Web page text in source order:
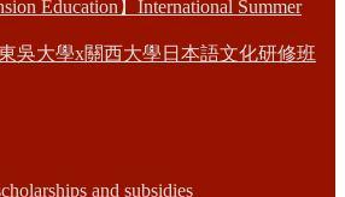
Education】International Summer
吳大學x關西大學日本語文化研修班
and subsidies